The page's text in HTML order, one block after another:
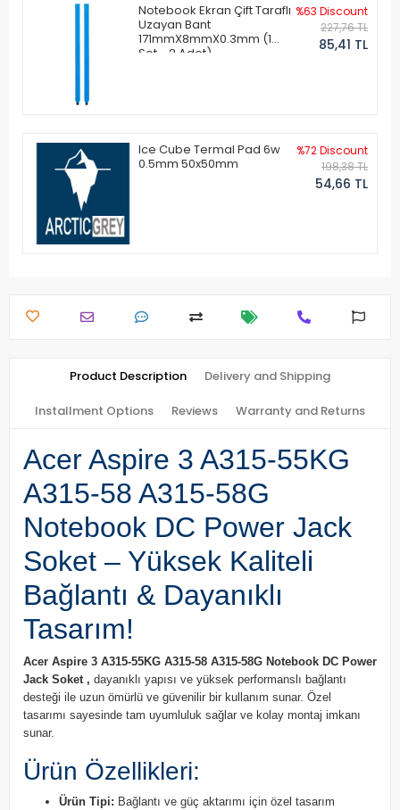
Notebook Ekran Çift Taraflı
Uzayan Bant
171mmX8mmX0.3mm (1
Set - 2 Adet)
%63 Discount
227,76 TL
85,41 TL
Ice Cube Termal Pad 6w
0.5mm 50x50mm
%72 Discount
198,38 TL
54,66 TL
Product Description Delivery and Shipping
Installment Options Reviews Warranty and Returns
Acer Aspire 3 A315-55KG
A315-58 A315-58G
Notebook DC Power Jack
Soket – Yüksek Kaliteli
Bağlantı & Dayanıklı
Tasarım!
Acer Aspire 3 A315-55KG A315-58 A315-58G Notebook DC Power
Jack Soket , dayanıklı yapısı ve yüksek performanslı bağlantı
desteği ile uzun ömürlü ve güvenilir bir kullanım sunar. Özel
tasarımı sayesinde tam uyumluluk sağlar ve kolay montaj imkanı
sunar.
Ürün Özellikleri:
Ürün Tipi: Bağlantı ve güç aktarımı için özel tasarım